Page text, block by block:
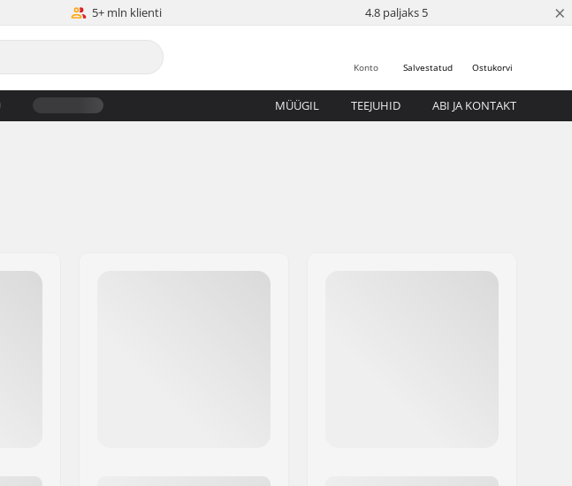
5+ mln klienti 4.8 paljaks 5 ×
Ostukorvi
Salvestatud
Konto
MÜÜGIL TEEJUHID ABI JA KONTAKT